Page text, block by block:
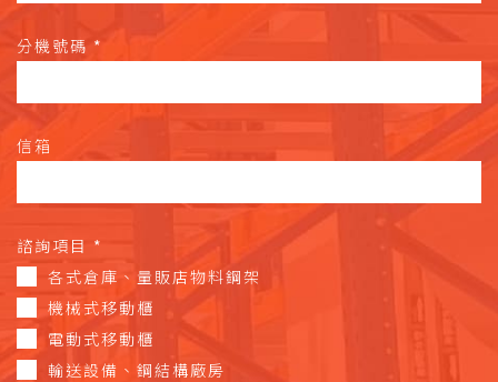
分機號碼 *
信箱
諮詢項目 *
各式倉庫、量販店物料鋼架
機械式移動櫃
電動式移動櫃
輸送設備、鋼結構廠房